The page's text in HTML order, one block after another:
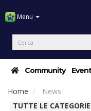
Menu
Community
Home
News
TUTTE LE CATEGORIE